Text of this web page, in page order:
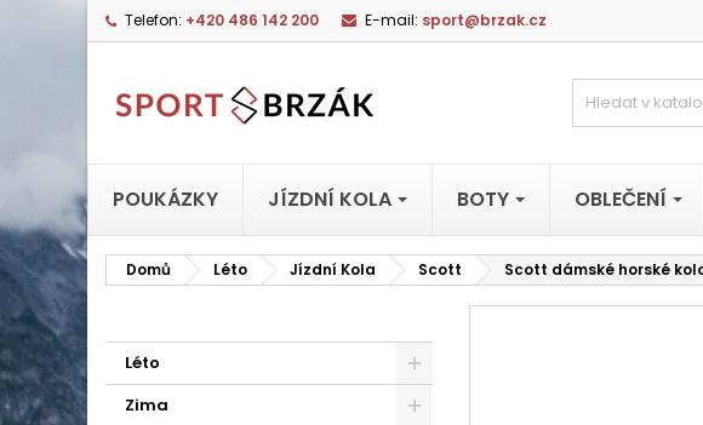
Telefon: +420 486 142 200 E-mail: sport@brzak.cz
POUKÁZKY JÍZDNÍ KOLA BOTY OBLEČENÍ
Domů Léto Jízdní Kola Scott Scott dámské horské
Léto
Zima